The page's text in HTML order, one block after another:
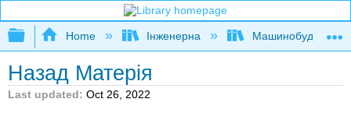
Expand/collapse global hierarchy
Home Інженерна
Назад Матерія
Last updated Oct 26, 2022